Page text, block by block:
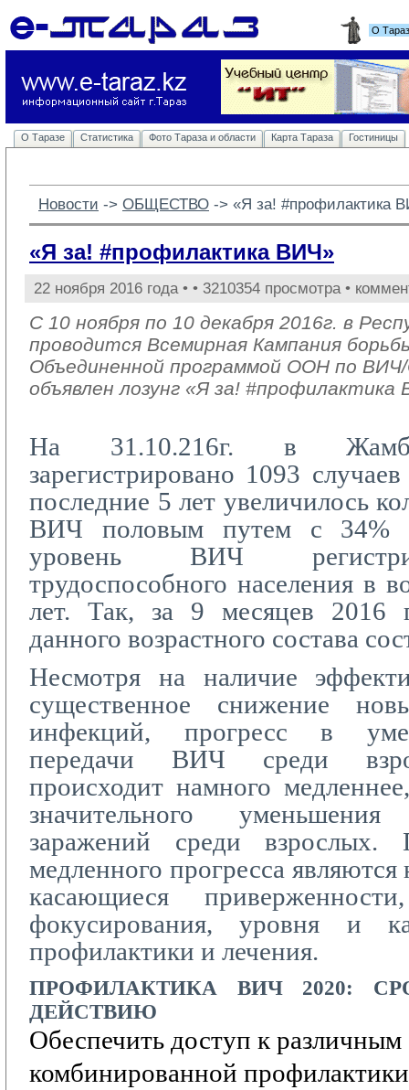
О
О Таразе Статистика Фото Тараза и области Карта Тараза Гостиницы
Новости -> ОБЩЕСТВО -> «Я за! #профилактика
«Я за! #профилактика ВИЧ»
22 ноября 2016 года • • 3210354 просмотра •
С 10 ноября по 10 декабря 2016г. в
проводится Всемирная Кампания
Объединенной программой ООН по
объявлен лозунг «Я за! #профилактика
На 31.10.216г. в
зарегистрировано 1093
последние 5 лет увеличилось
ВИЧ половым путем с 34%
уровень ВИЧ
трудоспособного населения в
лет. Так, за 9 месяцев 2016
данного возрастного состава
Несмотря на наличие
существенное снижение
инфекций, прогресс в
передачи ВИЧ среди
происходит намного
значительного
заражений среди взрослых.
медленного прогресса
касающиеся
фокусирования, уровня и
профилактики и лечения.
ПРОФИЛАКТИКА ВИЧ 2020:
ДЕЙСТВИЮ
Обеспечить доступ к
комбинированной